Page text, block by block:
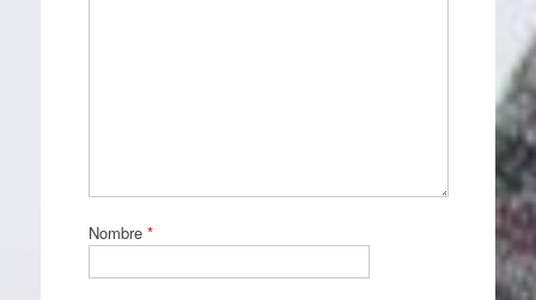
Nombre *